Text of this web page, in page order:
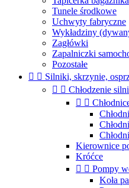
Tunele środkowe
Uchwyty fabryczne
Wykładziny
Zagłówki
Zapalniczki
Pozostałe
  Silniki, skrzynie,
  Chłodzenie
 
Kierownice
Króćce
  Pompy
Koła